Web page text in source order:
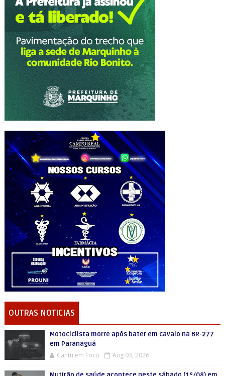
OUTRAS NOTICIAS
Motociclista morre após bater em cavalo na BR-277
em Paranaguá
Cantu em Foco Aug 03, 2026